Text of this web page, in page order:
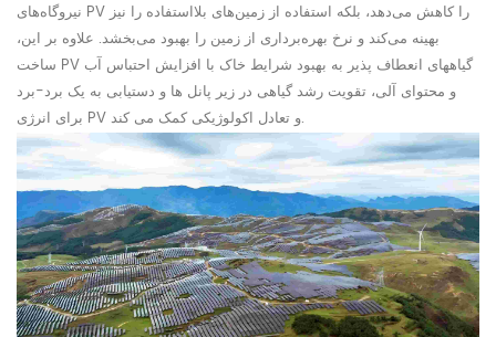
نیروگاه‌های PV را کاهش می‌دهد، بلکه استفاده از زمین‌های بلااستفاده را نیز
بهینه می‌کند و نرخ بهره‌برداری از زمین را بهبود می‌بخشد. علاوه بر این،
ساخت PV
گیاههای انعطاف پذیر به بهبود شرایط خاک با افزایش احتباس آب
و محتوای آلی، تقویت رشد گیاهی در زیر پانل ها و دستیابی به یک برد-برد
برای انرژی PV و تعادل اکولوژیکی کمک می کند.